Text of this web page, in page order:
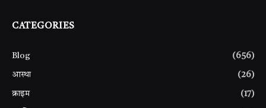
CATEGORIES
Blog (656)
आस्था (26)
क्राइम (17)